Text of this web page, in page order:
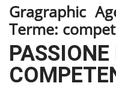
Gragraphic
Terme:
PASSIONE